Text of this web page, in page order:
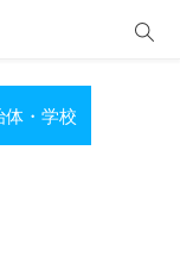
体・学校